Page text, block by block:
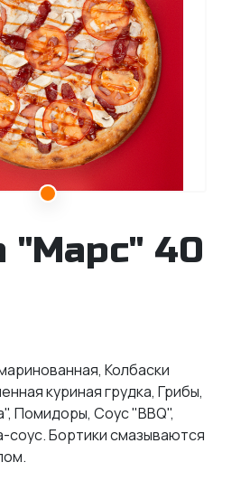
"Марс" 40
Колбаски
куриная грудка, Грибы,
Помидоры, Соус "BBQ",
соус. Бортики смазываются